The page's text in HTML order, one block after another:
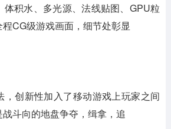
体积水、多光源、法线贴图、GPU粒
CG级游戏画面，细节处彰显
，创新性加入了移动游戏上玩家之间
斗向的地盘争夺，缉拿，追